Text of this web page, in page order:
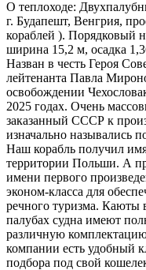
О теплоходе:
г. Будапешт, Венгрия,
кораблей ). Порядковый
ширина 15,2 м, осадка
Назван в честь Героя
лейтенанта Павла
освобождении
2025 годах. Очень
заказанный СССР к
изначально назывались
Наш корабль получил
территории Польши. А
имени первого
эконом-класса для
речного туризма. Каюты
палубах судна имеют
различную
компании есть удобный
подбора под свой